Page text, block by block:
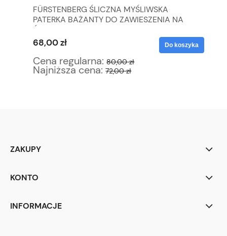
FÜRSTENBERG ŚLICZNA MYŚLIWSKA
PATERKA BAŻANTY DO ZAWIESZENIA NA
ŚCIANIE
68,00 zł
Cena regularna: 80,00 zł
Najniższa cena: 72,00 zł
Do koszyka
ZAKUPY
KONTO
INFORMACJE